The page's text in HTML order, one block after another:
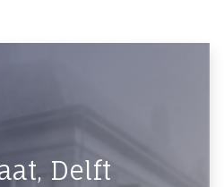
Delft